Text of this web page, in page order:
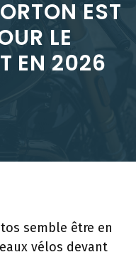
EST
LE
EN 2026
semble être en
vélos devant